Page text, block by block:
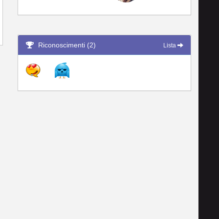
Riconoscimenti (2) Lista